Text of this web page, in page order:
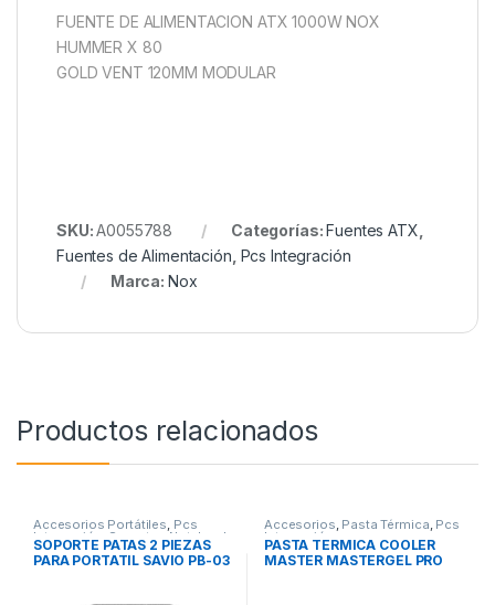
FUENTE DE ALIMENTACION ATX 1000W NOX
HUMMER X 80
GOLD VENT 120MM MODULAR
SKU:A0055788 Categorías:Fuentes ATX
Fuentes de Alimentación Pcs Integración
Marca: Nox
Productos relacionados
Accesorios Portátiles, Pcs
Integración ,Soportes Notebook
SOPORTE PATAS 2 PIEZAS
PARA PORTATIL SAVIO PB-03
Accesorios, Pasta Térmica, Pcs
Integración
PASTA TERMICA COOLER
MASTER MASTERGEL PRO